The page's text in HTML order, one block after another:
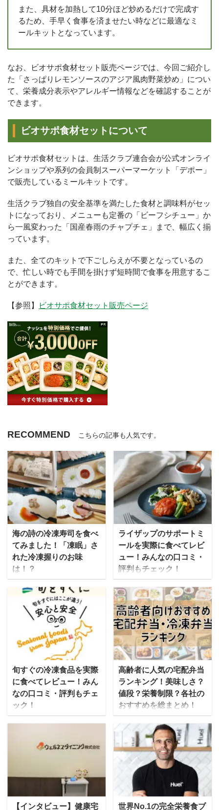
また、具材を加熱して10分ほど炒めるだけで完成す
るため、手早く食事を済ませたい時などに最適なミ
ールキットとなっています。
なお、ビオサポ食材セット販売ページでは、今回ご紹介し
た「さっぱりレモンソースのアジア風肉野菜炒め」につい
て、栄養成分表示やアレルギー情報などを確認することが
できます。
ビオサポ食材セットについて
ビオサポ食材セットは、生活クラブ連合会が公式オンライ
ンショップや系列の会員制スーパーマーケット「デポー」
で販売しているミールキットです。
生活クラブ独自の安全基準を満たした食材と調味料がセッ
トになっており、メニューも定番の「ビーフシチュー」か
ら一風変わった「国産春雨のチャプチェ」まで、幅広く揃
っています。
また、全てのキットで下ごしらえが不要となっているの
で、忙しい時でも手間を掛けず短時間で食事を用意するこ
とができます。
【参照】 ビオサポ食材セット販売ページ
RECOMMEND こちらの記事も人気です。
海の詩の冷凍寿司を食べ
てみました！「凍眠」さ
れた冷凍握りのお味
は！？
られた冷凍寿司。今まで
とは違う「凍眠」という
技術で急速冷凍され、新
しい宅配寿司の形として
注目されています。 この
冷凍寿司ですが、株式会
社テクニカンの開発した
「凍眠」という技術をも
とに、神奈川県で宅配寿
司を提供している「海の
ています。 画像出典：テ
「冷凍なのにまるで握り
とは」 凍眠の特徴 同じ
温度の冷凍庫に対して、
約20倍の速さで冷凍可能
瞬間冷凍することで、発
ライザップのサポートミ
ールを実際に食べてレビ
ュー！みんなの口コミ・
評判もチェック！
でお馴染みのライザップ
から、一人ではなかなか
続かないボディメイクを
サポートするための「高
たんぱく低糖質」な宅食
が誕生しています。 ライ
ザップでは無理せず続け
られるように、パーソナ
ルトレーナーや管理栄養
士の手厚いサポートを受
活習慣を改善し、理想の
体形を目指す手伝いをす
るためのマンツーマンに
よるボディメイクの他に
も、もっと手軽にライザ
ップを体験できるように
オンラインショップも展
開しています。 関連記
旬すぐの冷凍食品を実際
に食べてレビュー！みん
なの口コミ・評判もチェ
ック！
する宅配食で旬の食材を
います。 信頼の置ける生
産者が作る食材を使い、
食品添加物を使用せずに
高齢者に人気の宅配弁当
ランキング！美味しさ？
値段？栄養制限？各社の
おすすめを総まとめ！
大変… という方におすす
めなのが、美味しくて栄
養バランスの良いお弁当
を届けてくれる「宅配弁
当サービス」です。 こん
なときに！ 高齢者の一人
暮らしになってから、毎
【インタビュー】健康宅 世界No.1の完全栄養食ブ